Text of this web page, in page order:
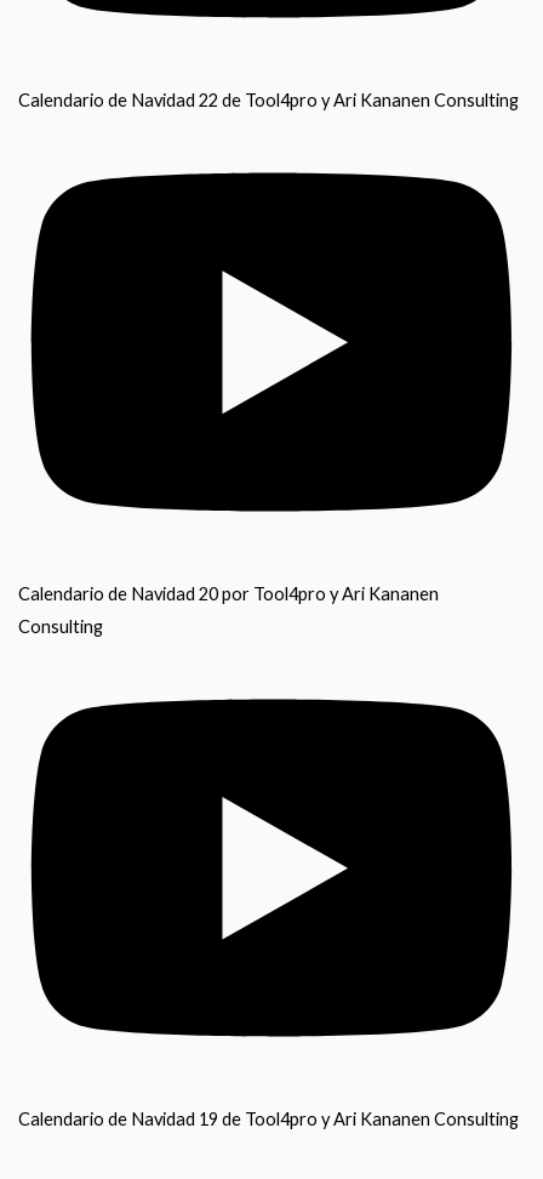
Calendario de Navidad 22 de Tool4pro y Ari Kananen Consulting
Calendario de Navidad 20 por Tool4pro y Ari Kananen
Consulting
Calendario de Navidad 19 de Tool4pro y Ari Kananen Consulting